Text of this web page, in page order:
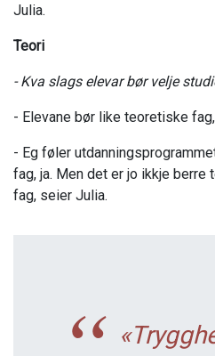
Julia.
Teori
- Kva slags elevar bør velje
- Elevane bør like teoretiske
- Eg føler
fag, ja. Men det er jo ikkje
fag, seier Julia.